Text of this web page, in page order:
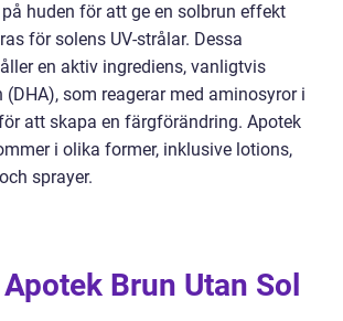
huden för att ge en solbrun effekt
för solens UV-strålar. Dessa
en aktiv ingrediens, vanligtvis
som reagerar med aminosyror i
att skapa en färgförändring. Apotek
i olika former, inklusive lotions,
sprayer.
Brun Utan Sol